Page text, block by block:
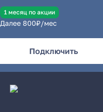
1 месяц по акции
Далее 800₽/мес
Подключить